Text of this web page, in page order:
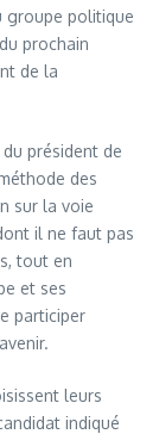
groupe politique
prochain
de la
président de
des
sur la voie
il ne faut pas
tout en
et ses
participer
leurs
indiqué